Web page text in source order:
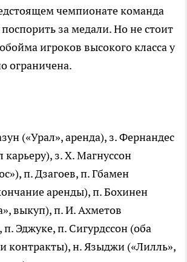
чемпионате команда
за медали. Но не стоит
игроков высокого класса у
ограничена.
(«Урал», аренда), з. Фернандес
карьеру), з. Х. Магнуссон
п. Дзагоев, п. Гбамен
аренды), п. Бохинен
выкуп), п. И. Ахметов
п. Эджуке, п. Сигурдссон (оба
контракты), н. Языджи («Лилль»,